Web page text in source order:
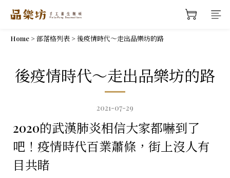
Home >部落格列表 >後疫情時代～走出品樂坊的路
後疫情時代～走出品樂坊的路
2021-07-29
2020的武漢肺炎相信大家都嚇到了
吧！ 疫情時代百業蕭條，街上沒人有
目共睹